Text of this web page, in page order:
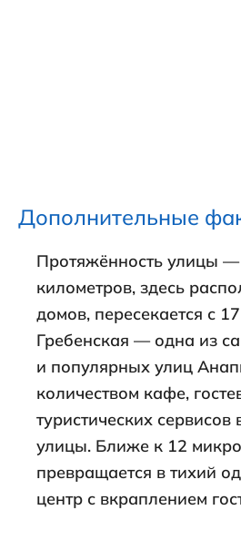
Дополнительные
Протяжённость улицы
километров, здесь
домов, пересекается с
Гребенская — одна из
и популярных улиц
количеством кафе,
туристических сервисов
улицы. Ближе к 12
превращается в тихий
центр с вкраплением